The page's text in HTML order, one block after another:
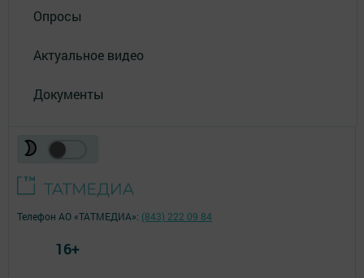
Опросы
Актуальное видео
Документы
Телефон АО «ТАТМЕДИА»: (843) 222 09 84
16+